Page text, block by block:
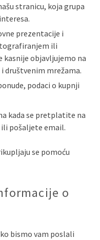
stranicu, koja grupa
prezentacije i
ili
objavljujemo na
mrežama.
podaci o kupnji
kada se pretplatite na
pošaljete email.
se pomoću
o
bismo vam poslali